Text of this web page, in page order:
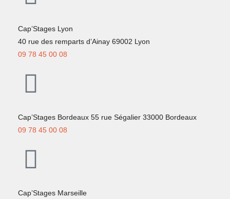
Cap’Stages Lyon
40 rue des remparts d’Ainay 69002 Lyon
09 78 45 00 08
Cap’Stages Bordeaux 55 rue Ségalier 33000 Bordeaux
09 78 45 00 08
Cap’Stages Marseille